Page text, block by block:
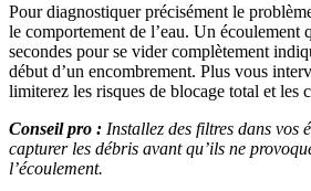
Pour diagnostiquer précisément le
le comportement de l’eau. Un écoulement
secondes pour se vider complètement
début d’un encombrement. Plus vous
limiterez les risques de blocage total et les
Conseil pro : Installez des filtres dans vos
capturer les débris avant qu’ils ne
l’écoulement.